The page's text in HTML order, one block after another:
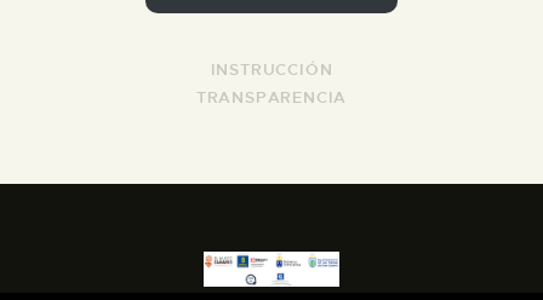
INSTRUCCIÓN
TRANSPARENCIA